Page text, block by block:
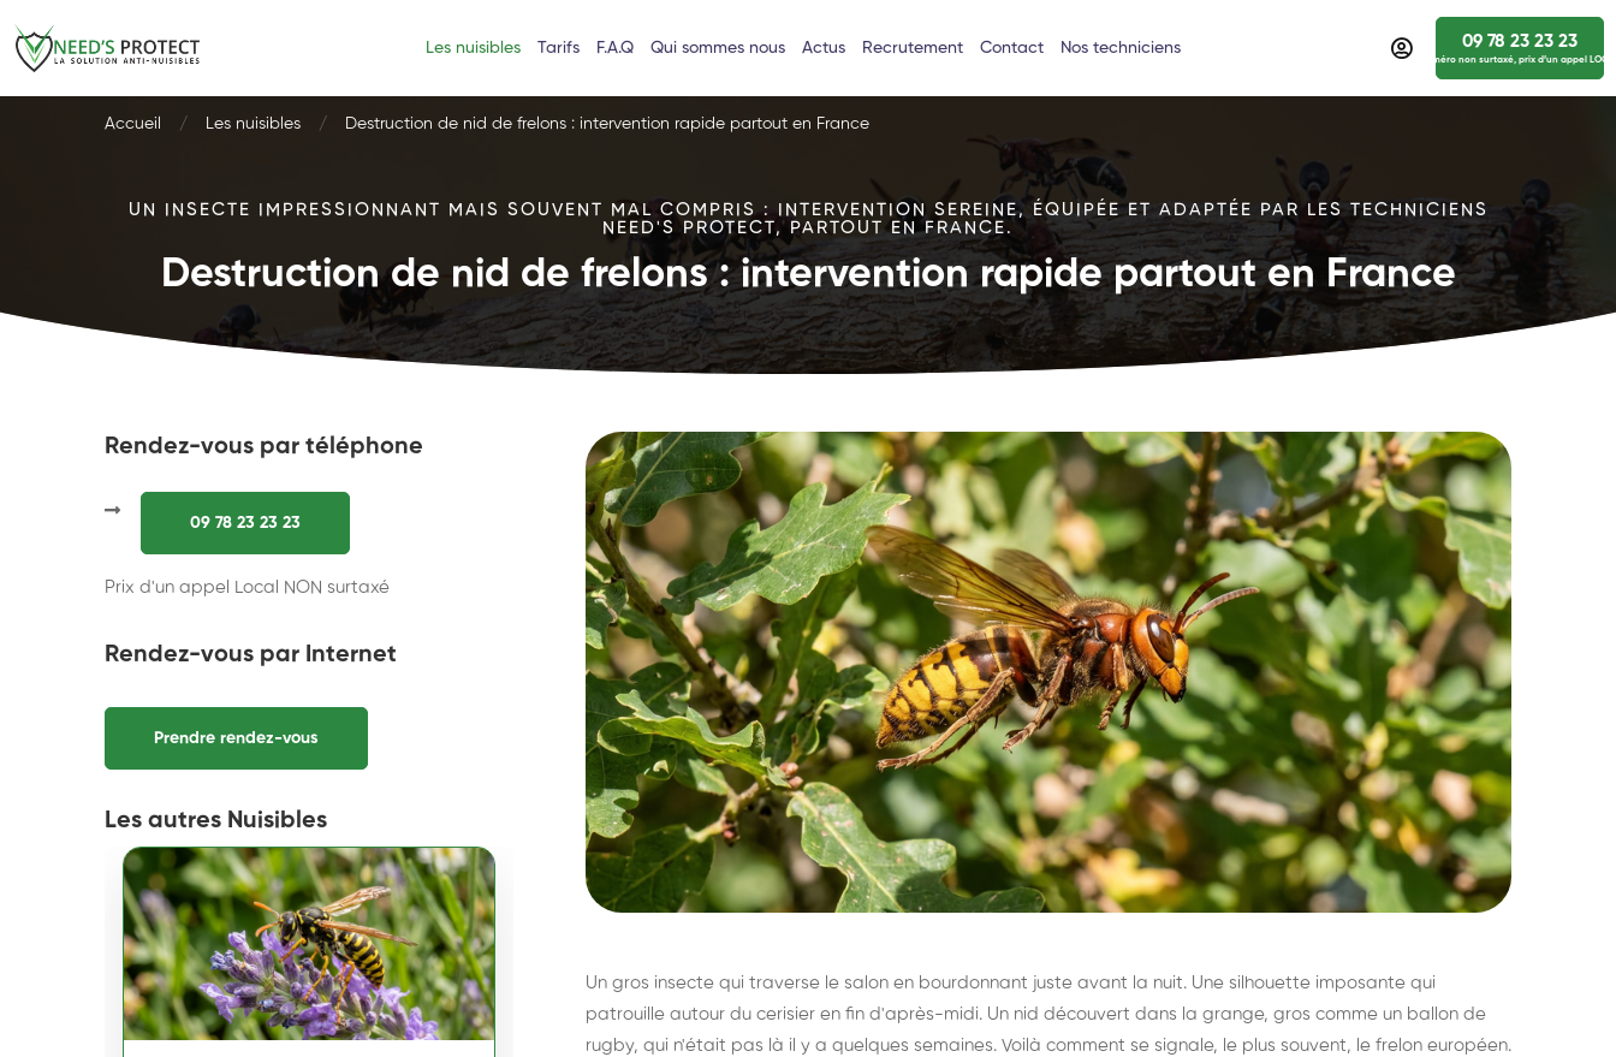
Les nuisibles Tarifs F.A.Q Qui sommes nous Actus Recrutement Contact Nos techniciens 09 78 23 23 23
numéro non surtaxé, prix d’un appel
Accueil Les nuisibles Destruction de nid de frelons : intervention rapide partout en France
UN INSECTE IMPRESSIONNANT MAIS SOUVENT MAL COMPRIS : INTERVENTION SEREINE, ÉQUIPÉE ET ADAPTÉE PAR LES TECHNICIENS
NEED'S PROTECT, PARTOUT EN FRANCE.
Destruction de nid de frelons : intervention rapide partout en France
Rendez-vous par téléphone
09 78 23 23 23
Prix d'un appel Local NON surtaxé
Rendez-vous par Internet
Prendre rendez-vous
Les autres Nuisibles
Un gros insecte qui traverse le salon en bourdonnant juste avant la nuit. Une silhouette imposante qui
patrouille autour du cerisier en fin d'après-midi. Un nid découvert dans la grange, gros comme un ballon de
rugby, qui n'était pas là il y a quelques semaines. Voilà comment se signale, le plus souvent, le frelon européen.